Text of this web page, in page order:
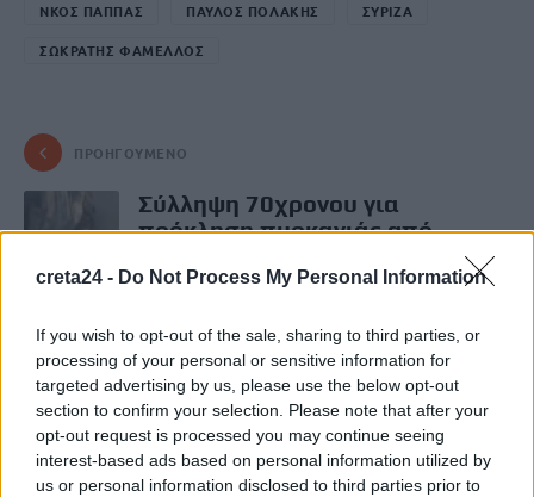
creta24 - Do Not Process My Personal Information
If you wish to opt-out of the sale, sharing to third parties, or
processing of your personal or sensitive information for
targeted advertising by us, please use the below opt-out
section to confirm your selection. Please note that after your
opt-out request is processed you may continue seeing
interest-based ads based on personal information utilized by
us or personal information disclosed to third parties prior to
ΝΚΟΣ ΠΑΠΠΑΣ ΠΑΥΛΟΣ ΠΟΛΑΚΗΣ ΣΥΡΙΖΑ
ΣΩΚΡΑΤΗΣ ΦΑΜΕΛΛΟΣ
ΠΡΟΗΓΟΎΜΕΝΟ
Σύλληψη 70χρονου για
πρόκληση πυρκαγιάς από
ΕΠΌΜΕΝΟ
Εμπρησμός απορριματοφόρων
στον Δήμο Μαλεβιζίου: Γιατί
έμεινε ελεύθερος ο 46χρονος
επιχειρηματίας